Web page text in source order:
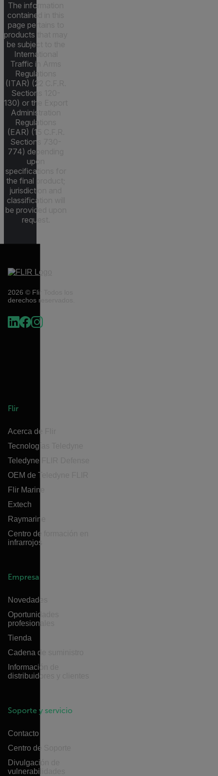
The information
contained in this
page pertains to
products that may
be subject to the
International
Traffic in Arms
Regulations
(ITAR) (22 C.F.R.
Sections 120-
130) or the Export
Administration
Regulations
(EAR) (15 C.F.R.
Sections 730-
774) depending
upon
specifications for
the final product;
jurisdiction and
classification will
be provided upon
request.
2026 © Flir Todos los
derechos reservados.
Flir
Acerca de Flir
Tecnologías Teledyne
Teledyne FLIR Defense
OEM de Teledyne FLIR
Flir Marine
Extech
Raymarine
Centro de formación en
infrarrojos
Empresa
Novedades
Oportunidades
profesionales
Tienda
Cadena de suministro
Información de
distribuidores y clientes
Soporte y servicio
Contacto
Centro de Soporte
Divulgación de
vulnerabilidades